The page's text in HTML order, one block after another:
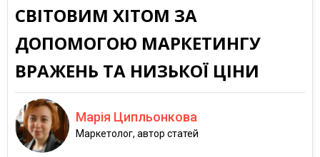
СВІТОВИМ ХІТОМ ЗА
ДОПОМОГОЮ МАРКЕТИНГУ
ВРАЖЕНЬ ТА НИЗЬКОЇ ЦІНИ
Марія Ципльонкова
Маркетолог, автор статей